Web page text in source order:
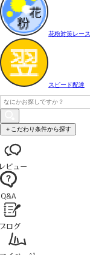
花粉対策レース
スピード配達
＋こだわり条件から探す